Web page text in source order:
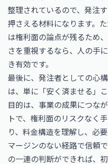
整理されているので、発注
押さえる材料になります。
は権利面の論点が残るため
さを重視するなら、人の手
き有効です。
最後に、発注者としての心
は、単に「安く済ませる」
目的は、事業の成果につな
トで、権利面のリスクなく
り、料金構造を理解し、必
マージンのない経路で信頼
の一連の判断ができれば、